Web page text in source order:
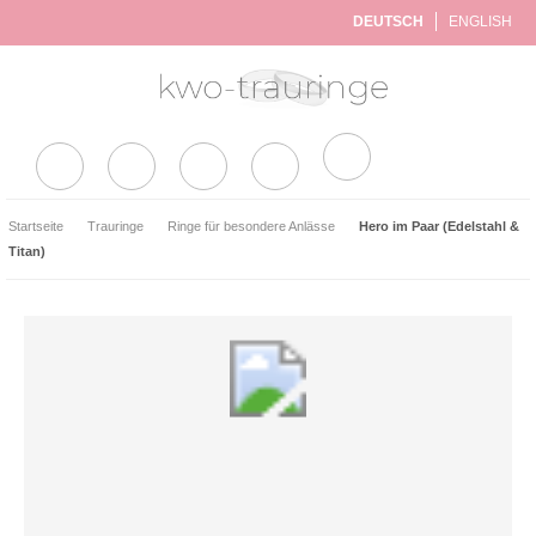
DEUTSCH ENGLISH
Gesamte Kollektion
Trauringe
Startseite Trauringe Ringe für besondere Anlässe
Hero im Paar (Edelstahl &
Titan)